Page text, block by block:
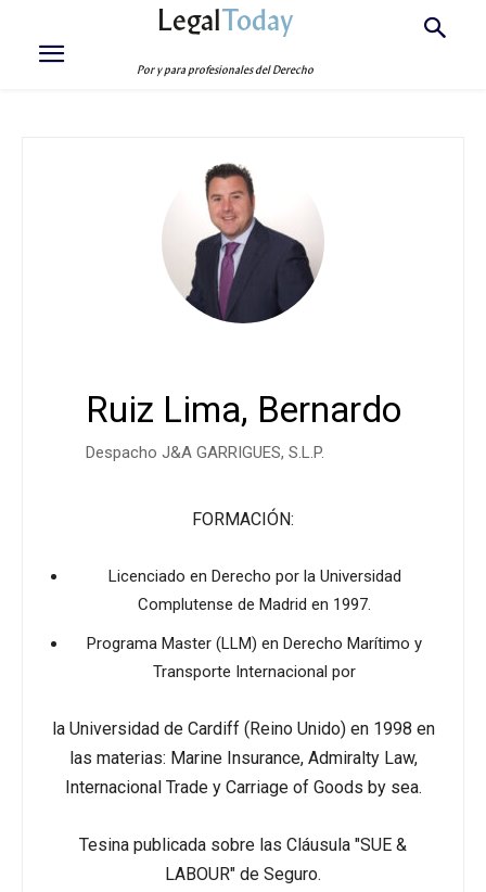
LegalToday
Por y para profesionales del Derecho
Ruiz Lima, Bernardo
Despacho J&A GARRIGUES, S.L.P.
FORMACIÓN:
Licenciado en Derecho por la Universidad
Complutense de Madrid en 1997.
Programa Master (LLM) en Derecho Marítimo y
Transporte Internacional por
la Universidad de Cardiff (Reino Unido) en 1998 en
las materias: Marine Insurance, Admiralty Law,
Internacional Trade y Carriage of Goods by sea.
Tesina publicada sobre las Cláusula "SUE &
LABOUR" de Seguro.